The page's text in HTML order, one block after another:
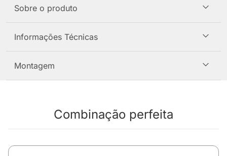
Sobre o produto
Informações Técnicas
Montagem
Combinação perfeita